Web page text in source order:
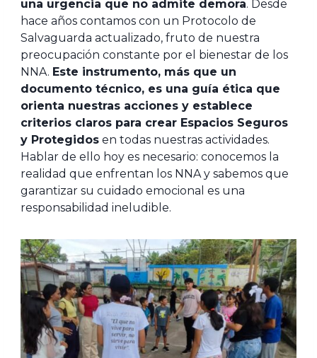
una urgencia que no admite demora. Desde
hace años contamos con un Protocolo de
Salvaguarda actualizado, fruto de nuestra
preocupación constante por el bienestar de los
NNA. Este instrumento, más que un
documento técnico, es una guía ética que
orienta nuestras acciones y establece
criterios claros para crear Espacios Seguros
y Protegidosen todas nuestras actividades.
Hablar de ello hoy es necesario: conocemos la
realidad que enfrentan los NNA y sabemos que
garantizar su cuidado emocional es una
responsabilidad ineludible.